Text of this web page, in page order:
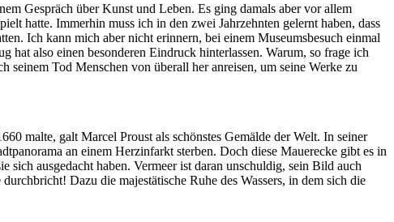
Gespräch über Kunst und Leben. Es ging damals aber vor allem
hatte. Immerhin muss ich in den zwei Jahrzehnten gelernt haben, dass
Ich kann mich aber nicht erinnern, bei einem Museumsbesuch einmal
also einen besonderen Eindruck hinterlassen. Warum, so frage ich
seinem Tod Menschen von überall her anreisen, um seine Werke zu
malte, galt Marcel Proust als schönstes Gemälde der Welt. In seiner
an einem Herzinfarkt sterben. Doch diese Mauerecke gibt es in
ausgedacht haben. Vermeer ist daran unschuldig, sein Bild auch
Dazu die majestätische Ruhe des Wassers, in dem sich die